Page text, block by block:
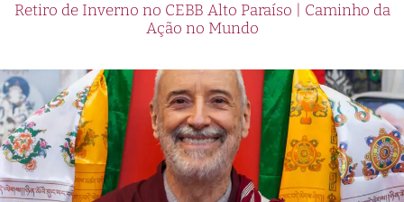
Retiro de Inverno no CEBB Alto Paraíso | Caminho da
Ação no Mundo